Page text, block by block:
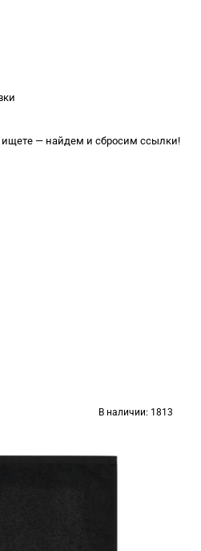
ищете — найдем и сбросим ссылки!
В наличии: 1813